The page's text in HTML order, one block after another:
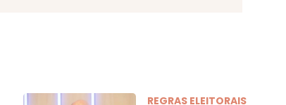
REGRAS ELEITORAIS